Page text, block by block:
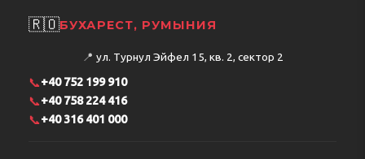
🇷🇴БУХАРЕСТ, РУМЫНИЯ
📍 ул. Турнул Эйфел 15, кв. 2, сектор 2
📞+40 752 199 910
📞+40 758 224 416
📞+40 316 401 000